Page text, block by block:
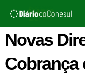
para
conteúdo
Novas
Cobrança